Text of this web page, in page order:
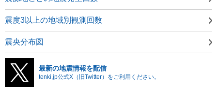
震度3以上の地域別観測回数
震央分布図
最新の地震情報を配信
tenki.jp公式X（旧Twitter）をご利用ください。